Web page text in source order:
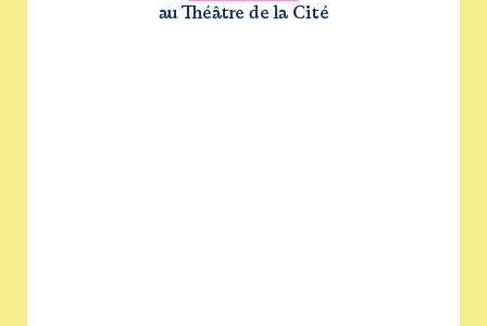
au Théâtre de la Cité